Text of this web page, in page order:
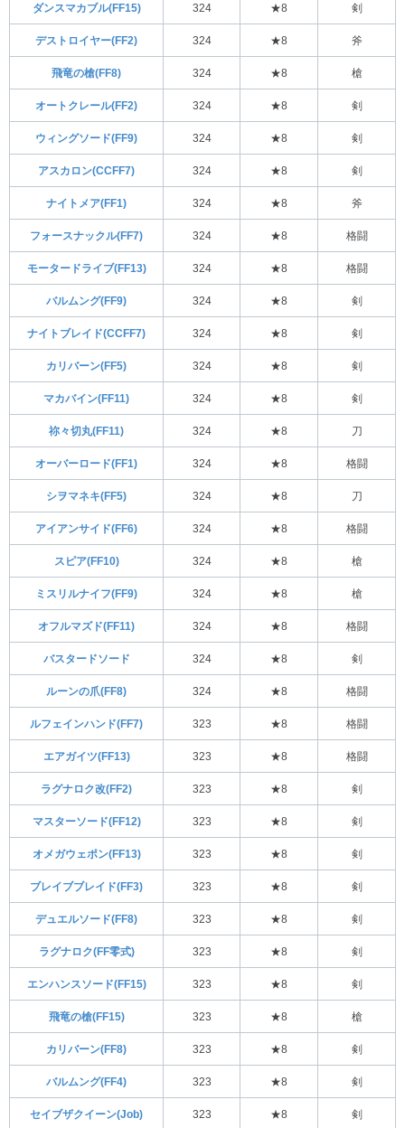
ダンスマカブル(FF15) 324 ★8 剣
デストロイヤー(FF2) 324 ★8 斧
飛竜の槍(FF8) 324 ★8 槍
オートクレール(FF2) 324 ★8 剣
ウィングソード(FF9) 324 ★8 剣
アスカロン(CCFF7) 324 ★8 剣
ナイトメア(FF1) 324 ★8 斧
フォースナックル(FF7) 324 ★8 格闘
モータードライブ(FF13) 324 ★8 格闘
バルムング(FF9) 324 ★8 剣
ナイトブレイド(CCFF7) 324 ★8 剣
カリバーン(FF5) 324 ★8 剣
マカバイン(FF11) 324 ★8 剣
祢々切丸(FF11) 324 ★8 刀
オーバーロード(FF1) 324 ★8 格闘
シヲマネキ(FF5) 324 ★8 刀
アイアンサイド(FF6) 324 ★8 格闘
スピア(FF10) 324 ★8 槍
ミスリルナイフ(FF9) 324 ★8 槍
オフルマズド(FF11) 324 ★8 格闘
バスタードソード 324 ★8 剣
ルーンの爪(FF8) 324 ★8 格闘
ルフェインハンド(FF7) 323 ★8 格闘
エアガイツ(FF13) 323 ★8 格闘
ラグナロク改(FF2) 323 ★8 剣
マスターソード(FF12) 323 ★8 剣
オメガウェポン(FF13) 323 ★8 剣
ブレイブブレイド(FF3) 323 ★8 剣
デュエルソード(FF8) 323 ★8 剣
ラグナロク(FF零式) 323 ★8 剣
エンハンスソード(FF15) 323 ★8 剣
飛竜の槍(FF15) 323 ★8 槍
カリバーン(FF8) 323 ★8 剣
バルムング(FF4) 323 ★8 剣
セイブザクイーン(Job) 323 ★8 剣